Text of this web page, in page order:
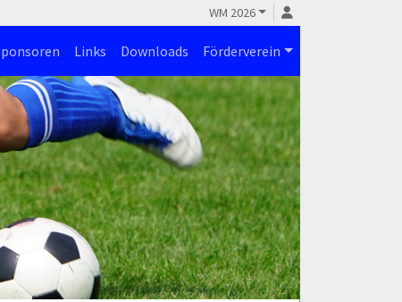
WM 2026
Links Downloads Förderverein